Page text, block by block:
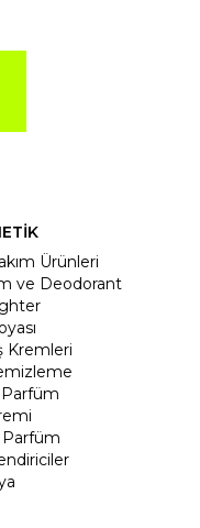
Ürünleri
ve Deodorant
Kremleri
Parfüm